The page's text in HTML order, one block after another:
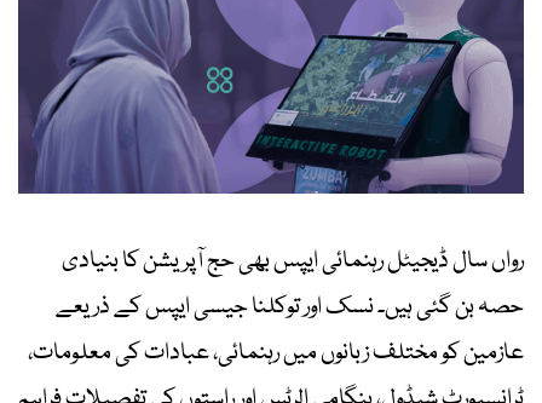
رواں سال ڈیجیٹل رہنمائی ایپس بھی حج آپریشن کا بنیادی
حصہ بن گئی ہیں۔ نسک اور توکلنا جیسی ایپس کے ذریعے
عازمین کو مختلف زبانوں میں رہنمائی، عبادات کی معلومات،